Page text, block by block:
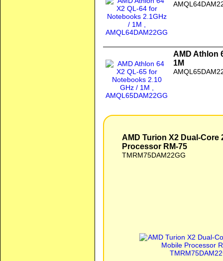
AMD Athlon
1M
AMD Turion X2 Dual-Core
Processor RM-75
TMRM75DAM22GG